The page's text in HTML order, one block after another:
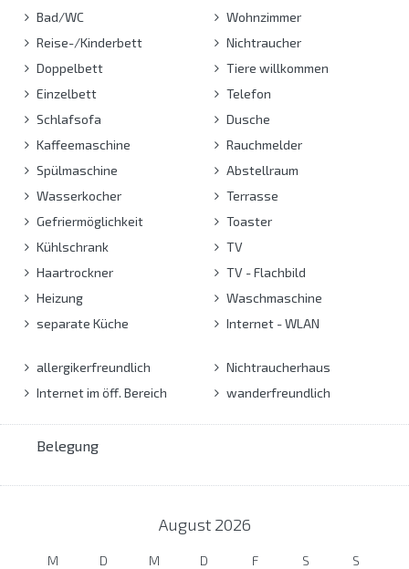
Bad/WC
Reise-/Kinderbett
Doppelbett
Einzelbett
Schlafsofa
Kaffeemaschine
Spülmaschine
Wasserkocher
Gefriermöglichkeit
Kühlschrank
Haartrockner
Heizung
separate Küche
Wohnzimmer
Nichtraucher
Tiere willkommen
Telefon
Dusche
Rauchmelder
Abstellraum
Terrasse
Toaster
TV
TV - Flachbild
Waschmaschine
Internet - WLAN
allergikerfreundlich
Internet im öff. Bereich
Nichtraucherhaus
wanderfreundlich
Belegung
August 2026
M D M D F S S